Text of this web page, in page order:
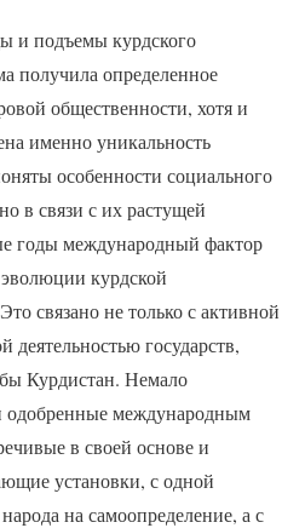
и подъемы курдского
получила определенное
общественности, хотя и
именно уникальность
особенности социального
в связи с их растущей
годы международный фактор
курдской
связано не только с активной
деятельностью государств,
Курдистан. Немало
одобренные международным
в своей основе и
установки, с одной
на самоопределение, а с